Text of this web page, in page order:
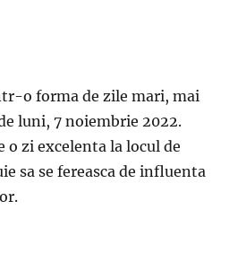
o forma de zile mari, mai
luni, 7 noiembrie 2022.
o zi excelenta la locul de
sa se fereasca de influenta